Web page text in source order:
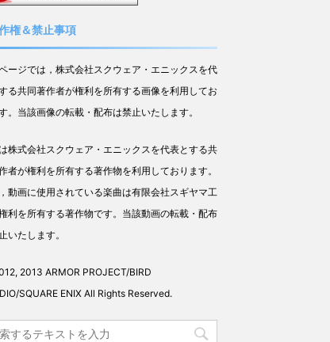
権＆禁止事項
ージでは，株式会社スクウェア・エニックスを代
る共同著作者が権利を所有する画像を利用してお
。当該画像の転載・配布は禁止いたします。
株式会社スクウェア・エニックスを代表とする共
者が権利を所有する著作物を利用しております。
動画に使用されている楽曲は有限会社スギヤマ工
利を所有する著作物です。当該動画の転載・配布
いたします。
2013 ARMOR PROJECT/BIRD
SQUARE ENIX All Rights Reserved.